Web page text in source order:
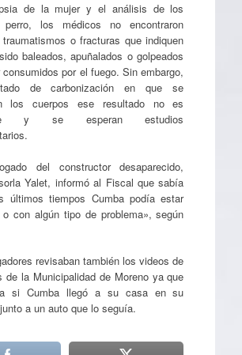
de la mujer y el análisis de los
los médicos no encontraron
o fracturas que indiquen
baleados, apuñalados o golpeados
por el fuego. Sin embargo,
de carbonización en que se
los cuerpos ese resultado no es
y se esperan estudios
del constructor desaparecido,
Yalet, informó al Fiscal que sabía
últimos tiempos Cumba podía estar
o con algún tipo de problema», según
revisaban también los videos de
de la Municipalidad de Moreno ya que
si Cumba llegó a su casa en su
a un auto que lo seguía.